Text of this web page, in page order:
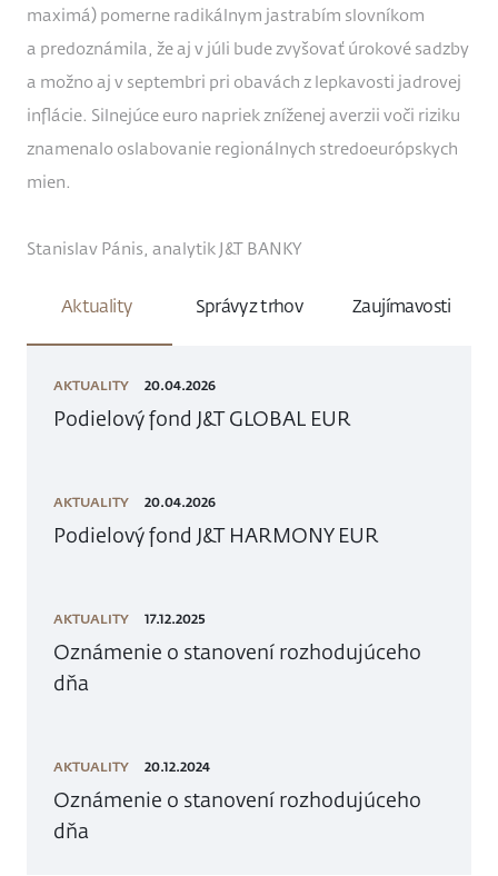
maximá) pomerne radikálnym jastrabím slovníkom
a predoznámila, že aj v júli bude zvyšovať úrokové sadzby
a možno aj v septembri pri obavách z lepkavosti jadrovej
inflácie. Silnejúce euro napriek zníženej averzii voči riziku
znamenalo oslabovanie regionálnych stredoeurópskych
mien.
Stanislav Pánis, analytik J&T BANKY
Aktuality Správy z trhov Zaujímavosti
AKTUALITY 20.04.2026
Podielový fond J&T GLOBAL EUR
AKTUALITY 20.04.2026
Podielový fond J&T HARMONY EUR
AKTUALITY 17.12.2025
Oznámenie o stanovení rozhodujúceho
dňa
AKTUALITY 20.12.2024
Oznámenie o stanovení rozhodujúceho
dňa